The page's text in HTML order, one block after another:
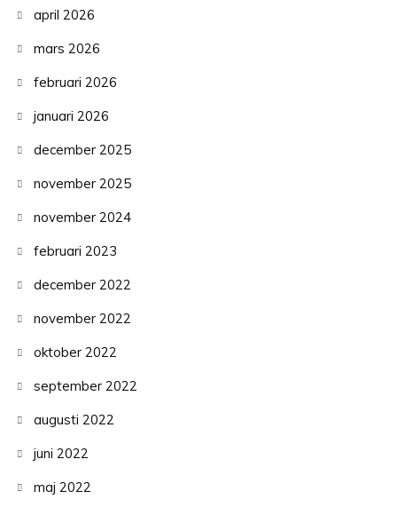
april 2026
mars 2026
februari 2026
januari 2026
december 2025
november 2025
november 2024
februari 2023
december 2022
november 2022
oktober 2022
september 2022
augusti 2022
juni 2022
maj 2022